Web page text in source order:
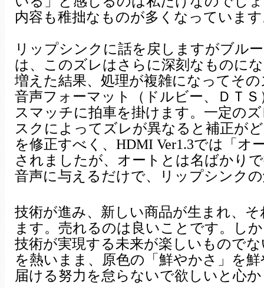
内容も稚拙なものが多くなっていま
リップシンクに話を戻しますがブル
は、このズレはさらに深刻なものに
増えた結果、処理が複雑になってそ
音声フォーマット（ドルビー、ＤＴ
スマッチに拍車を掛けます。一定の
スクによってズレが異なると補正が
を修正すべく、HDMI Ver1.3では「
されましたが、オートとは名ばかり
音声に与えるだけで、リップシンク
技術が進み、新しい商品が生まれ、
ます。売れるのは良いことです。し
技術が実現する未来が楽しいもので
を熱いまま、原色の「鮮やかさ」を
届ける努力を怠らないで欲しいと心